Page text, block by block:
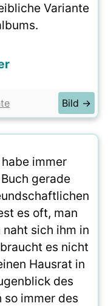
Variante
Bild →
immer
gerade
es oft, man
sich ihm in
es nicht
Hausrat in
des
so immer des